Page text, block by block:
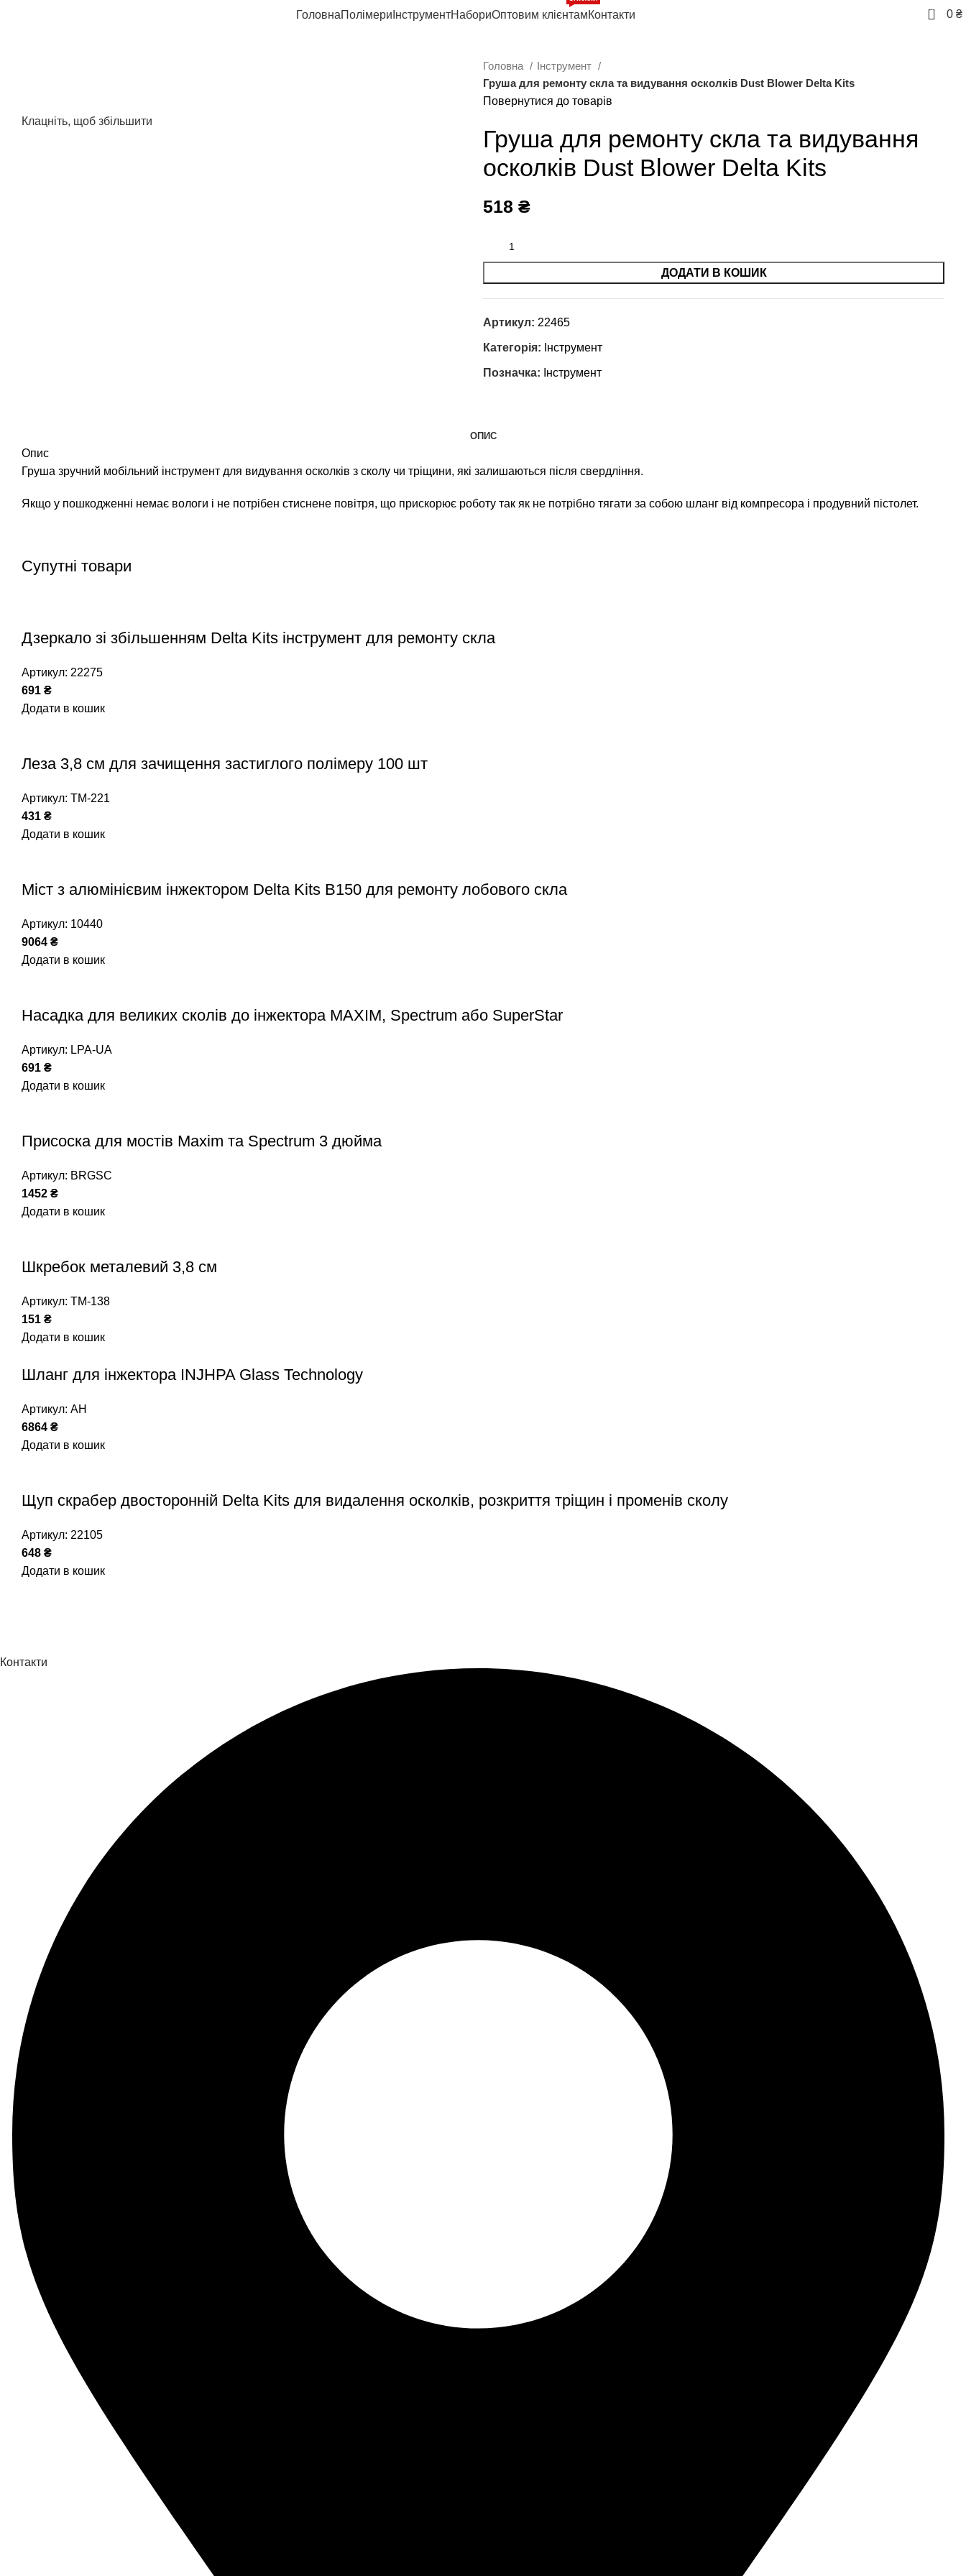
ГоловнаПолімери ІнструментНабориОптовим клієнтамКонтакти 0 0 ₴
Клацніть, щоб збільшити
Головна
Інструмент
Груша для ремонту скла та видування осколків Dust Blower Delta Kits
Повернутися до товарів
Груша для ремонту скла та видування
осколків Dust Blower Delta Kits
518 ₴
ДОДАТИ В КОШИК
Артикул: 22465
Категорія: Інструмент
Позначка: Інструмент
ОПИС
Опис
Груша зручний мобільний інструмент для видування осколків з сколу чи тріщини, які залишаються після свердління.
Якщо у пошкодженні немає вологи і не потрібен стиснене повітря, що прискорює роботу так як не потрібно тягати за собою шланг від компресора і продувний пістолет.
Супутні товари
Дзеркало зі збільшенням Delta Kits інструмент для ремонту скла
Артикул: 22275
691 ₴
Додати в кошик
Леза 3,8 см для зачищення застиглого полімеру 100 шт
Артикул: ТМ-221
431 ₴
Додати в кошик
Міст з алюмінієвим інжектором Delta Kits B150 для ремонту лобового скла
Артикул: 10440
9064 ₴
Додати в кошик
Насадка для великих сколів до інжектора MAXIM, Spectrum або SuperStar
Артикул: LPA-UA
691 ₴
Додати в кошик
Присоска для мостів Maxim та Spectrum 3 дюйма
Артикул: BRGSC
1452 ₴
Додати в кошик
Шкребок металевий 3,8 см
Артикул: ТМ-138
151 ₴
Додати в кошик
Шланг для інжектора INJHPA Glass Technology
Артикул: AH
6864 ₴
Додати в кошик
Щуп скрабер двосторонній Delta Kits для видалення осколків, розкриття тріщин і променів сколу
Артикул: 22105
648 ₴
Додати в кошик
Контакти